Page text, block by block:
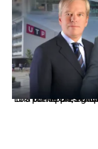
Los principales grupos empresariales del país